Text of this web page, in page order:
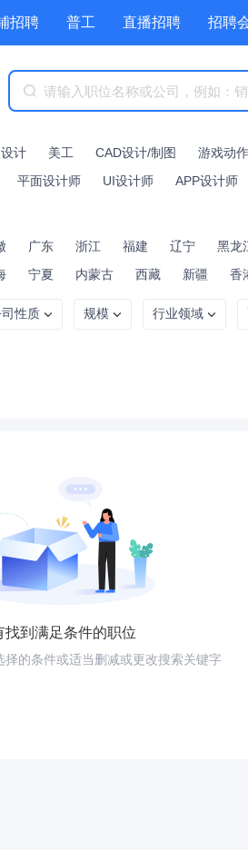
招聘 普工 直播招聘 招聘
商城 附近职位 工具箱 赏金
计 美工 CAD设计/制图 游戏动作
平面设计师 UI设计师 APP设计师
广东 浙江 福建 辽宁 黑龙
宁夏 内蒙古 西藏 新疆 香
性质 规模 行业领域
找到满足条件的职位
择的条件或适当删减或更改搜索关键字